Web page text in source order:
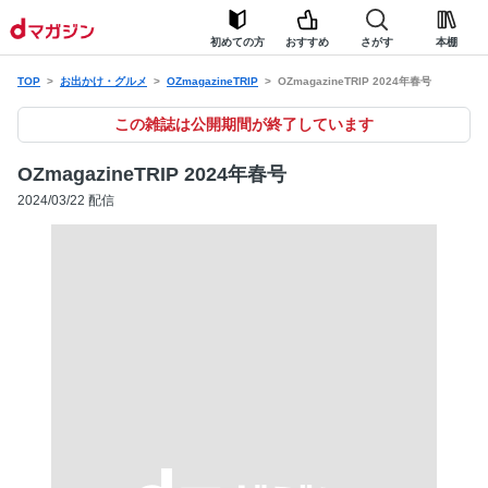
初めての方 おすすめ さがす 本棚
TOP お出かけ・グルメ OZmagazineTRIP OZmagazineTRIP 2024年春号
この雑誌は公開期間が終了しています
OZmagazineTRIP 2024年春号
2024/03/22 配信